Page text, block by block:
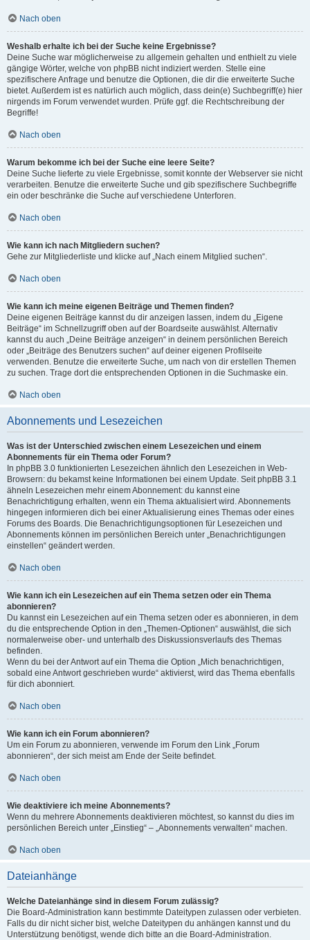
Nach oben
Weshalb erhalte ich bei der Suche keine Ergebnisse?
Deine Suche war möglicherweise zu allgemein gehalten und enthielt zu viele
gängige Wörter, welche von phpBB nicht indiziert werden. Stelle eine
spezifischere Anfrage und benutze die Optionen, die dir die erweiterte Suche
bietet. Außerdem ist es natürlich auch möglich, dass dein(e) Suchbegriff(e) hier
nirgends im Forum verwendet wurden. Prüfe ggf. die Rechtschreibung der
Begriffe!
Nach oben
Warum bekomme ich bei der Suche eine leere Seite?
Deine Suche lieferte zu viele Ergebnisse, somit konnte der Webserver sie nicht
verarbeiten. Benutze die erweiterte Suche und gib spezifischere Suchbegriffe
ein oder beschränke die Suche auf verschiedene Unterforen.
Nach oben
Wie kann ich nach Mitgliedern suchen?
Gehe zur Mitgliederliste und klicke auf „Nach einem Mitglied suchen“.
Nach oben
Wie kann ich meine eigenen Beiträge und Themen finden?
Deine eigenen Beiträge kannst du dir anzeigen lassen, indem du „Eigene
Beiträge“ im Schnellzugriff oben auf der Boardseite auswählst. Alternativ
kannst du auch „Deine Beiträge anzeigen“ in deinem persönlichen Bereich
oder „Beiträge des Benutzers suchen“ auf deiner eigenen Profilseite
verwenden. Benutze die erweiterte Suche, um nach von dir erstellen Themen
zu suchen. Trage dort die entsprechenden Optionen in die Suchmaske ein.
Nach oben
Abonnements und Lesezeichen
Was ist der Unterschied zwischen einem Lesezeichen und einem
Abonnements für ein Thema oder Forum?
In phpBB 3.0 funktionierten Lesezeichen ähnlich den Lesezeichen in Web-
Browsern: du bekamst keine Informationen bei einem Update. Seit phpBB 3.1
ähneln Lesezeichen mehr einem Abonnement: du kannst eine
Benachrichtigung erhalten, wenn ein Thema aktualisiert wird. Abonnements
hingegen informieren dich bei einer Aktualisierung eines Themas oder eines
Forums des Boards. Die Benachrichtigungsoptionen für Lesezeichen und
Abonnements können im persönlichen Bereich unter „Benachrichtigungen
einstellen“ geändert werden.
Nach oben
Wie kann ich ein Lesezeichen auf ein Thema setzen oder ein Thema
abonnieren?
Du kannst ein Lesezeichen auf ein Thema setzen oder es abonnieren, in dem
du die entsprechende Option in den „Themen-Optionen“ auswählst, die sich
normalerweise ober- und unterhalb des Diskussionsverlaufs des Themas
befinden.
Wenn du bei der Antwort auf ein Thema die Option „Mich benachrichtigen,
sobald eine Antwort geschrieben wurde“ aktivierst, wird das Thema ebenfalls
für dich abonniert.
Nach oben
Wie kann ich ein Forum abonnieren?
Um ein Forum zu abonnieren, verwende im Forum den Link „Forum
abonnieren“, der sich meist am Ende der Seite befindet.
Nach oben
Wie deaktiviere ich meine Abonnements?
Wenn du mehrere Abonnements deaktivieren möchtest, so kannst du dies im
persönlichen Bereich unter „Einstieg“ – „Abonnements verwalten“ machen.
Nach oben
Dateianhänge
Welche Dateianhänge sind in diesem Forum zulässig?
Die Board-Administration kann bestimmte Dateitypen zulassen oder verbieten.
Falls du dir nicht sicher bist, welche Dateitypen du anhängen kannst und du
Unterstützung benötigst, wende dich bitte an die Board-Administration.